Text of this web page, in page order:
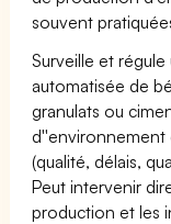
souvent
Surveille et
automatisée de
granulats ou
d''environnement
(qualité, délais,
Peut intervenir
production et les